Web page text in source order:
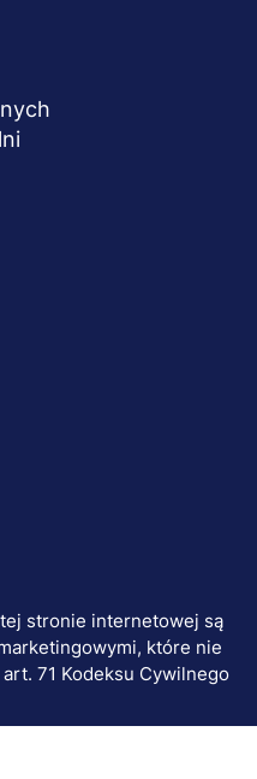
stronie internetowej są
które nie
71 Kodeksu Cywilnego